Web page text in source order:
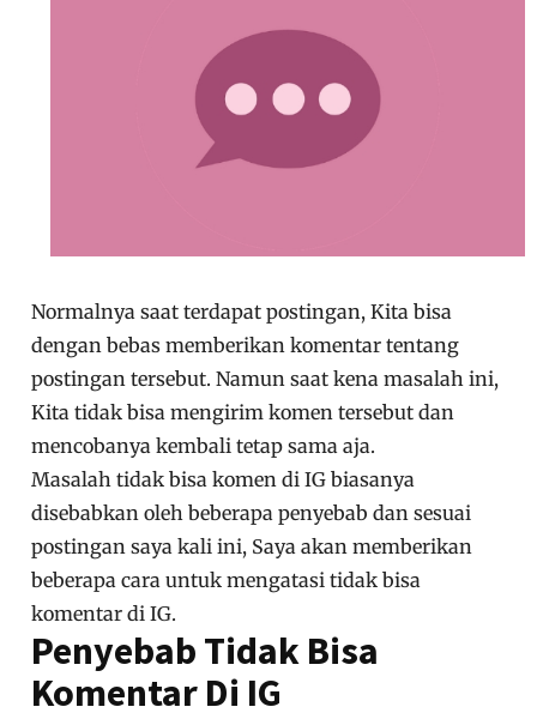
Normalnya saat terdapat postingan, Kita bisa
dengan bebas memberikan komentar tentang
postingan tersebut. Namun saat kena masalah ini,
Kita tidak bisa mengirim komen tersebut dan
mencobanya kembali tetap sama aja.
Masalah tidak bisa komen di IG biasanya
disebabkan oleh beberapa penyebab dan sesuai
postingan saya kali ini, Saya akan memberikan
beberapa cara untuk mengatasi tidak bisa
komentar di IG.
Penyebab Tidak Bisa
Komentar Di IG